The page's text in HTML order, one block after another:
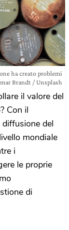
ha creato problemi
Brandt / Unsplash
il valore del
Con il
del
mondiale
i
le proprie
di